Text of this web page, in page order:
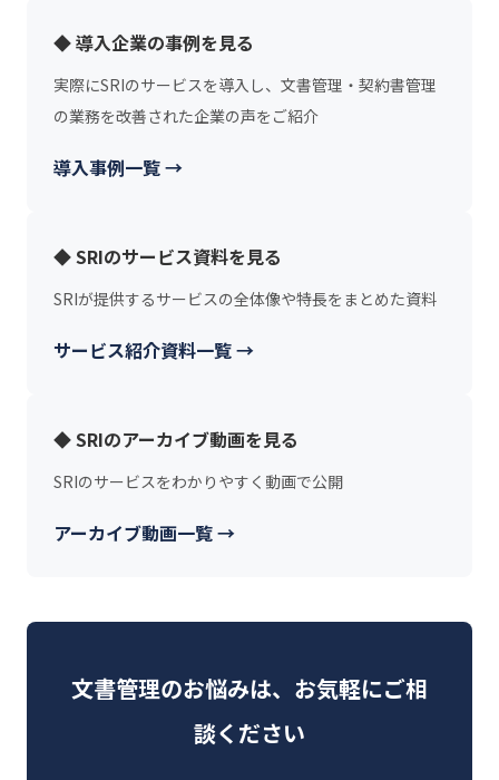
◆ 導入企業の事例を見る
実際にSRIのサービスを導入し、文書管理・契約書管理
の業務を改善された企業の声をご紹介
導入事例一覧 →
◆ SRIのサービス資料を見る
SRIが提供するサービスの全体像や特長をまとめた資料
サービス紹介資料一覧 →
◆ SRIのアーカイブ動画を見る
SRIのサービスをわかりやすく動画で公開
アーカイブ動画一覧 →
文書管理のお悩みは、お気軽にご相
談ください